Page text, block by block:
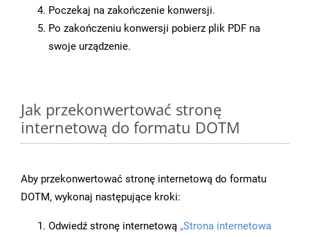
Poczekaj na zakończenie konwersji.
Po zakończeniu konwersji pobierz plik PDF na
swoje urządzenie.
Jak przekonwertować stronę
internetową do formatu DOTM
Aby przekonwertować stronę internetową do formatu
DOTM, wykonaj następujące kroki:
Odwiedź stronę internetową „Strona internetowa